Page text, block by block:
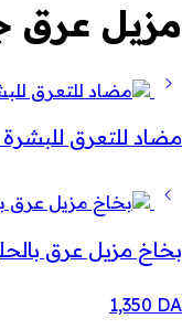
مزيل عرق
مضاد للتعرق للبشرة العادية - 5
بخاخ مزيل عرق
1,350 DA